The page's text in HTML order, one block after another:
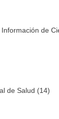
de
de Salud (14)